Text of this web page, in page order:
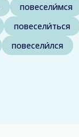
повесели́мся
повесели́ться
повесели́лся